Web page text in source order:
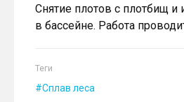
Снятие плотов с плотбищ и
в бассейне. Работа
Теги
Сплав леса